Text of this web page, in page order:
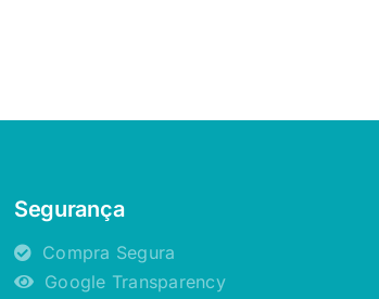
Segurança
Compra Segura
Google Transparency